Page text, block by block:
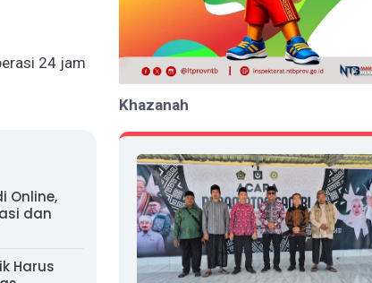
24 jam
Online,
dan
Harus
Khazanah